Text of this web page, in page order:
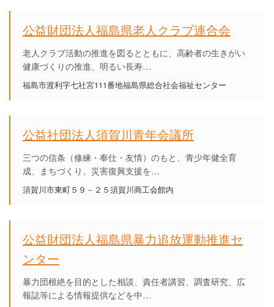
公益財団法人福島県老人クラブ連合会
老人クラブ活動の推進を図るとともに、高齢者の生きがい
健康づくりの推進、明るい長寿…
福島市渡利字七社宮111番地福島県総合社会福祉センター
公益社団法人須賀川青年会議所
三つの信条（修練・奉仕・友情）のもと、青少年健全育
成、まちづくり、災害復興支援を…
須賀川市東町５９－２５須賀川商工会館内
公益財団法人福島県暴力追放運動推進セ
ンター
暴力団根絶を目的とした相談、責任者講習、調査研究、広
報誌等による情報提供などを中…